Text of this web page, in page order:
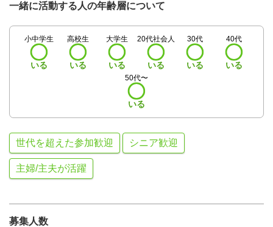
一緒に活動する人の年齢層について
小中学生
いる
高校生
いる
大学生
いる
20代社会人
いる
30代
いる
40代
いる
50代〜
いる
世代を超えた参加歓迎 シニア歓迎
主婦/主夫が活躍
募集人数